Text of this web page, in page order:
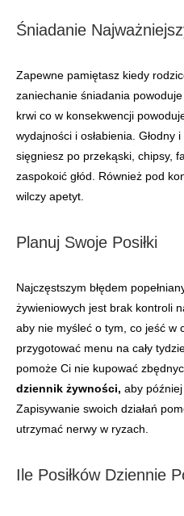
Śniadanie
Zapewne pamiętasz kiedy
zaniechanie śniadania
krwi co w konsekwencji
wydajności i osłabienia. Głodny
sięgniesz po przekąski, chipsy,
zaspokoić głód. Również pod
wilczy apetyt.
Planuj Swoje Posiłki
Najczęstszym błędem
żywieniowych jest brak kontroli
aby nie myśleć o tym, co jeść w
przygotować menu na cały
pomoże Ci nie kupować
dziennik żywności, aby
Zapisywanie swoich działań
utrzymać nerwy w ryzach.
Ile Posiłków Dziennie